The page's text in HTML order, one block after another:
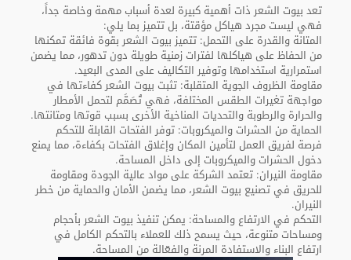
تعد بيوت الشعر ذات أهمية كبيرة لعدة أسباب مهمة وخاصة جداً،
فهي ليست مجرد هياكل مؤقتة، بل تتميز بما يلي:
المتانة والقدرة على التحمل: تتميز بيوت الشعر بقوة فائقة تمكنها
من الحفاظ على هياكلها لفترات زمنية طويلة دون تدهور، مما يضمن
استمرارية استخدامها وتوفير التكاليف على المدى البعيد.
مقاومة الظروف الجوية المتقلبة: تثبت بيوت الشعر كفاءتها في
مواجهة تغيرات الطقس المختلفة، فهي تُصَمَّم لتحمل الأمطار
والحرارة والرطوبة والتحديات المناخية الأخرى بسبب قوتها ومتانتها.
الحماية من الحشرات والميكروبات: توفر الفتحات القابلة للتحكم
فرصة لفريق العمل لتأمين المكان وإغلاق الفتحات بكفاءة، مما يمنع
دخول الحشرات والميكروبات إلى داخل المساحة.
مقاومة النيران: تعتمد الشركة على مواد عالية الجودة ومقاومة
للحريق في تصنيع بيوت الشعر، مما يضمن الأمان والحماية من خطر
النيران.
التحكم في الارتفاع والمساحة: يمكن تنفيذ بيوت الشعر بأحجام
ومساحات متنوعة، حيث يسمح ذلك للعملاء بالتحكم الكامل في
ارتفاع البناء والاستفادة المرنة والفعّالة من المساحة.